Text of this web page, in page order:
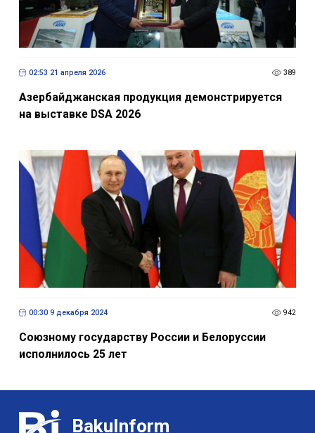
02:53 21 апреля 2026 389
Азербайджанская продукция демонстрируется
на выставке DSA 2026
00:30 9 декабря 2024 942
Союзному государству России и Белоруссии
исполнилось 25 лет
BakuInform